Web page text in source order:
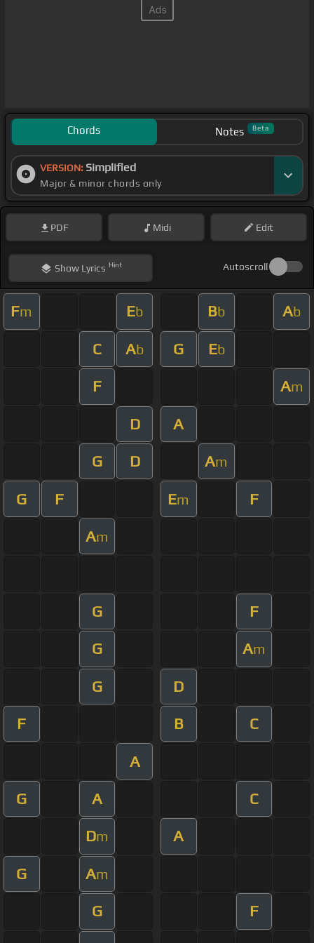
Chords Notes Beta
VERSION: Simplified
Major & minor chords only
PDF Midi Edit
ShowLyrics Hint Autoscroll
Fm Eb Bb Ab
C Ab G Eb
F Am
D A
G D Am
G F Em F
Am
G F
G Am
G D
F B C
A
G A C
Dm A
G Am
G F